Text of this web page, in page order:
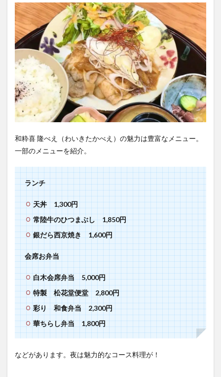
和粋喜 隆べえ（わいきたかべえ）の魅力は豊富なメニュー。
一部のメニューを紹介。
ランチ
天丼 1,300円
常陸牛のひつまぶし 1,850円
銀だら西京焼き 1,600円
会席お弁当
白木会席弁当 5,000円
特製 松花堂便堂 2,800円
彩り 和食弁当 2,300円
華ちらし弁当 1,800円
などがあります。夜は魅力的なコース料理が！